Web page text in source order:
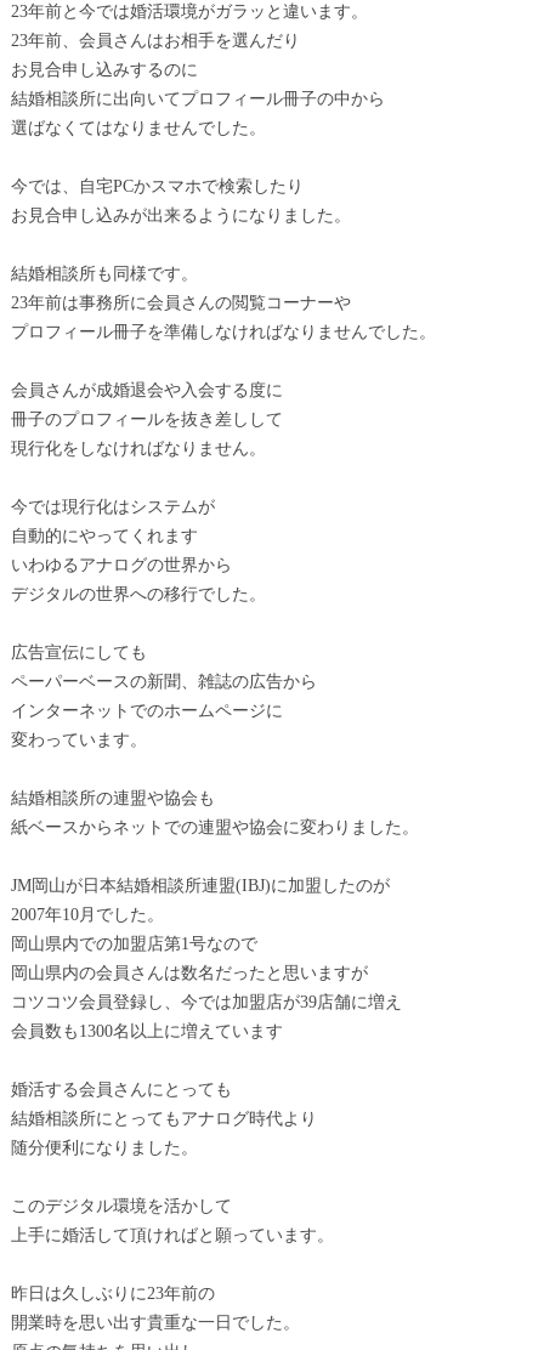
23年前と今では婚活環境がガラッと違います。
23年前、会員さんはお相手を選んだり
お見合申し込みするのに
結婚相談所に出向いてプロフィール冊子の中から
選ばなくてはなりませんでした。
今では、自宅PCかスマホで検索したり
お見合申し込みが出来るようになりました。
結婚相談所も同様です。
23年前は事務所に会員さんの閲覧コーナーや
プロフィール冊子を準備しなければなりませんでした。
会員さんが成婚退会や入会する度に
冊子のプロフィールを抜き差しして
現行化をしなければなりません。
今では現行化はシステムが
自動的にやってくれます
いわゆるアナログの世界から
デジタルの世界への移行でした。
広告宣伝にしても
ペーパーベースの新聞、雑誌の広告から
インターネットでのホームページに
変わっています。
結婚相談所の連盟や協会も
紙ベースからネットでの連盟や協会に変わりました。
JM岡山が日本結婚相談所連盟(IBJ)に加盟したのが
2007年10月でした。
岡山県内での加盟店第1号なので
岡山県内の会員さんは数名だったと思いますが
コツコツ会員登録し、今では加盟店が39店舗に増え
会員数も1300名以上に増えています
婚活する会員さんにとっても
結婚相談所にとってもアナログ時代より
随分便利になりました。
このデジタル環境を活かして
上手に婚活して頂ければと願っています。
昨日は久しぶりに23年前の
開業時を思い出す貴重な一日でした。